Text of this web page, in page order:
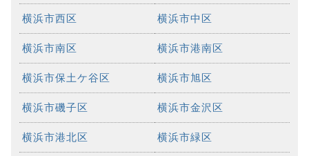
横浜市西区 横浜市中区
横浜市南区 横浜市港南区
横浜市保土ケ谷区 横浜市旭区
横浜市磯子区 横浜市金沢区
横浜市港北区 横浜市緑区